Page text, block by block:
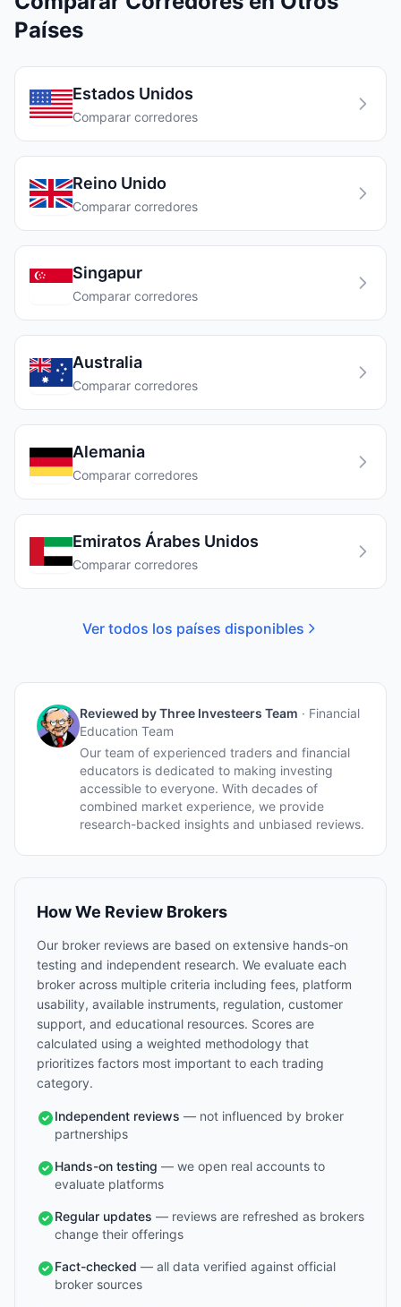
Países
Estados Unidos
Comparar corredores
Reino Unido
Comparar corredores
Singapur
Comparar corredores
Australia
Comparar corredores
Alemania
Comparar corredores
Emiratos Árabes Unidos
Comparar corredores
Ver todos los países disponibles
Reviewed byThree Investeers Team · Financial
Education Team
Our team of experienced traders and financial
educators is dedicated to making investing
accessible to everyone. With decades of
combined market experience, we provide
research-backed insights and unbiased reviews.
How We Review Brokers
Our broker reviews are based on extensive hands-on
testing and independent research. We evaluate each
broker across multiple criteria including fees, platform
usability, available instruments, regulation, customer
support, and educational resources. Scores are
calculated using a weighted methodology that
prioritizes factors most important to each trading
category.
Independent reviews — not influenced by broker
partnerships
Hands-on testing — we open real accounts to
evaluate platforms
Regular updates — reviews are refreshed as brokers
change their offerings
Fact-checked — all data verified against official
broker sources